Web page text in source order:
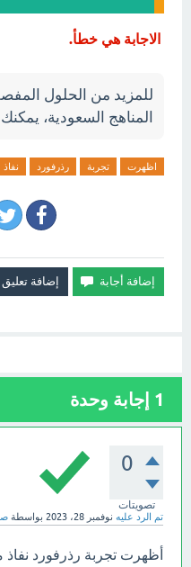
الاجابة هي خطأ.
للمزيد من الحلول
المناهج السعودية،
اظهرت تجربة رذرفورد نفاذ
1 إجابة وحدة
0
تصويتات
تم الرد عليه نوفمبر 28، 2023 بواسطة
أظهرت تجربة رذرفورد